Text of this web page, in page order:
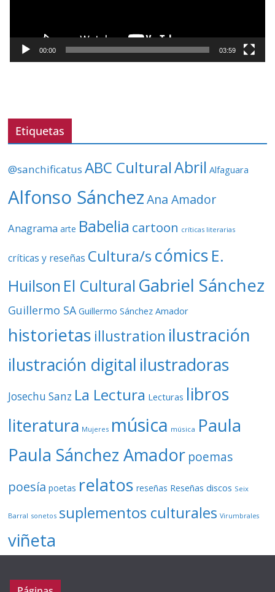
o
í
e
00:00 03:59
Etiquetas
@sanchificatus ABC CulturalAbril Alfaguara
Alfonso Sánchez Ana Amador
Anagrama arte Babelia cartoon críticas literarias
críticas y reseñas Cultura/s cómics E.
Huilson El Cultural Gabriel Sánchez
Guillermo SA Guillermo Sánchez Amador
historietas illustration ilustración
ilustración digital ilustradoras
Josechu Sanz La Lectura Lecturas libros
literatura Mujeres música música Paula
Paula Sánchez Amador poemas
poesía poetas relatos reseñas Reseñas discos Seix
Barral sonetos suplementos culturales Virumbrales
viñeta